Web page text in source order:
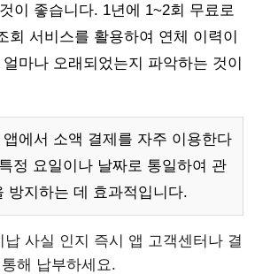
이 좋습니다. 1년에 1~2회 무료로
회 서비스를 활용하여 연체 이력이
마나 오래되었는지 파악하는 것이
앱에서 소액 결제를 자주 이용한다
정 요일이나 날짜로 통일하여 관
방지하는 데 효과적입니다.
납 사실 인지 즉시 앱 고객센터나 결
해 납부하세요.